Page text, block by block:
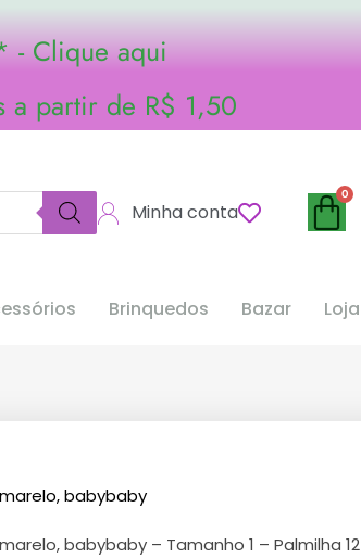
- Clique aqui
a partir de R$ 1,50
Minha conta
Brinquedos Bazar Loja
babybaby
babybaby – Tamanho 1 – Palmilha 12